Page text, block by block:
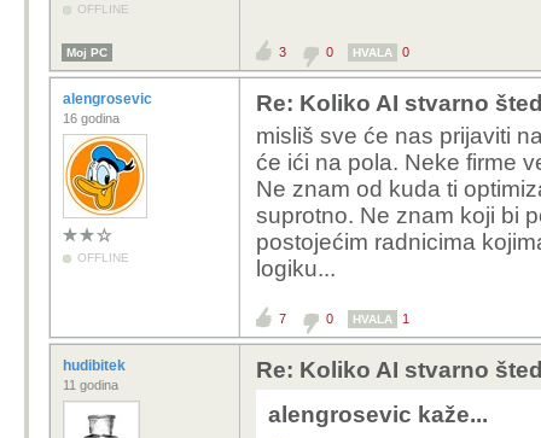
OFFLINE
Moj PC 3 0 HVALA 0
alengrosevic
16 godina
OFFLINE
Re: Koliko AI stvarno
misliš sve će nas prijaviti
će ići na pola. Neke firme
Ne znam od kuda ti
suprotno. Ne znam koji bi
postojećim radnicima
logiku...
7 0 HVALA 1
hudibitek
11 godina
Re: Koliko AI stvarno
alengrosevic kaže...